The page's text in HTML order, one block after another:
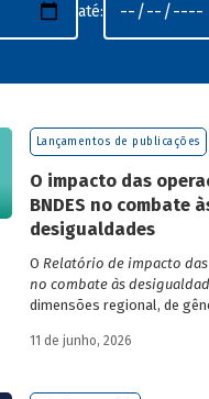
até:
Lançamentos de publicações
O impacto das
BNDES no combate
desigualdades
O Relatório de impacto
no combate às
dimensões regional, de
desigualdade de renda no
BNDES.
11 de junho, 2026